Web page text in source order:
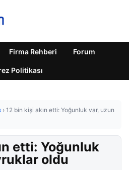
Firma Rehberi Forum
Politikası
› 12 bin kişi akın etti: Yoğunluk var, uzun
etti: Yoğunluk
oldu